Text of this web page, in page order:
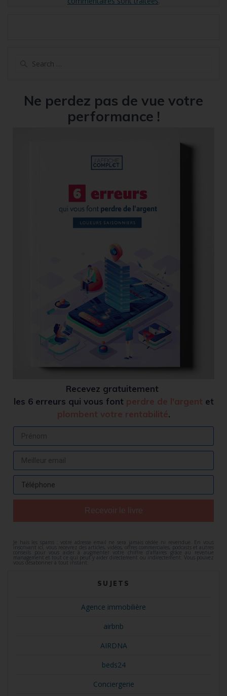
Ne perdez pas de vue votre
performance !
Recevez gratuitement
les 6 erreurs qui vous font perdre de l'argent et
plombent votre rentabilité.
Recevoir le livre
Je hais les spams : votre adresse email ne sera jamais cédée ni revendue. En vous
inscrivant ici, vous recevrez des articles, vidéos, offres commerciales, podcasts et autres
conseils pour vous aider à augmenter votre chiffre d'affaires grâce au revenue
management et tout ce qui peut y aider directement ou indirectement. Vous pouvez
vous désabonner à tout instant.
SUJETS
Agence immobilière
airbnb
AIRDNA
beds24
Conciergerie